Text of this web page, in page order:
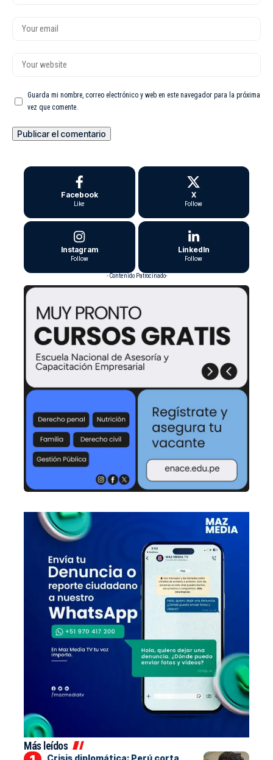
Guarda mi nombre, correo electrónico y web en este navegador para la próxima
vez que comente.
Facebook
Like
X
Follow
Instagram
Follow
LinkedIn
Follow
- Contenido Patrocinado-
Más leídos
Crisis diplomática: Perú corta